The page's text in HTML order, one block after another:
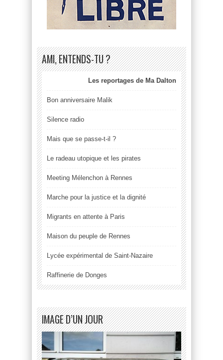
AMI, ENTENDS-TU ?
Les reportages de Ma Dalton
Bon anniversaire Malik
Silence radio
Mais que se passe-t-il ?
Le radeau utopique et les pirates
Meeting Mélenchon à Rennes
Marche pour la justice et la dignité
Migrants en attente à Paris
Maison du peuple de Rennes
Lycée expérimental de Saint-Nazaire
Raffinerie de Donges
IMAGE D’UN JOUR